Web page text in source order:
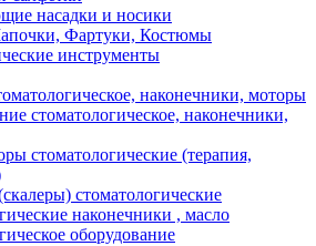
насадки и носики
Фартуки, Костюмы
инструменты
наконечники, моторы
стоматологическое, наконечники,
стоматологические (терапия,
стоматологические
наконечники , масло
оборудование